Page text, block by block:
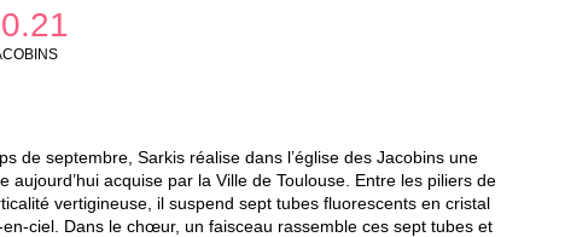
de septembre, Sarkis réalise dans l’église des Jacobins une
aujourd’hui acquise par la Ville de Toulouse. Entre les piliers de
vertigineuse, il suspend sept tubes fluorescents en cristal
en-ciel. Dans le chœur, un faisceau rassemble ces sept tubes et